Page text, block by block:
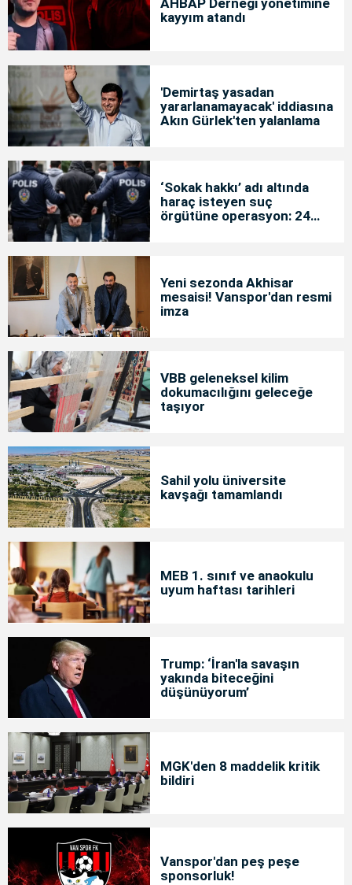
AHBAP Derneği yönetimine
kayyım atandı
'Demirtaş yasadan
yararlanamayacak' iddiasına
Akın Gürlek'ten yalanlama
‘Sokak hakkı’ adı altında
haraç isteyen suç
örgütüne operasyon: 24
Yeni sezonda Akhisar
mesaisi! Vanspor'dan resmi
imza
VBB geleneksel kilim
dokumacılığını geleceğe
taşıyor
Sahil yolu üniversite
kavşağı tamamlandı
MEB 1. sınıf ve anaokulu
uyum haftası tarihleri
Trump: ‘İran'la savaşın
yakında biteceğini
düşünüyorum’
MGK'den 8 maddelik kritik
bildiri
Vanspor'dan peş peşe
sponsorluk!